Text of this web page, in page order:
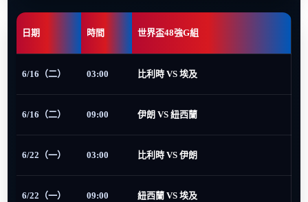
日期 時間 世界盃48強G組
6/16（二） 03:00 比利時 VS 埃及
6/16（二） 09:00 伊朗 VS 紐西蘭
6/22（一） 03:00 比利時 VS 伊朗
6/22（一） 09:00 紐西蘭 VS 埃及